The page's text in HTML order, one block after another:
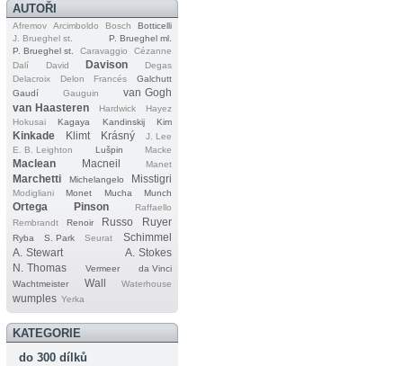
AUTOŘI
Afremov Arcimboldo Bosch
Botticelli
J. Brueghel st.
P. Brueghel ml.
P. Brueghel st.
Caravaggio
Cézanne
Dalí
David Davison
Degas
Delacroix
Delon Francés
Galchutt
Gaudí
Gauguin
van Gogh
van Haasteren
Hardwick
Hayez
Hokusai
Kagaya Kandinskij Kim
Kinkade Klimt Krásný
J. Lee
E. B. Leighton
Lušpin Macke
Maclean Macneil Manet
Marchetti Michelangelo Misstigri
Modigliani Monet Mucha Munch
Ortega Pinson
Raffaello
Rembrandt
Renoir Russo Ruyer
Ryba S. Park Seurat
Schimmel
A. Stewart
A. Stokes
N. Thomas
Vermeer
da Vinci
Wachtmeister
Wall Waterhouse
wumples Yerka
KATEGORIE
do 300 dílků